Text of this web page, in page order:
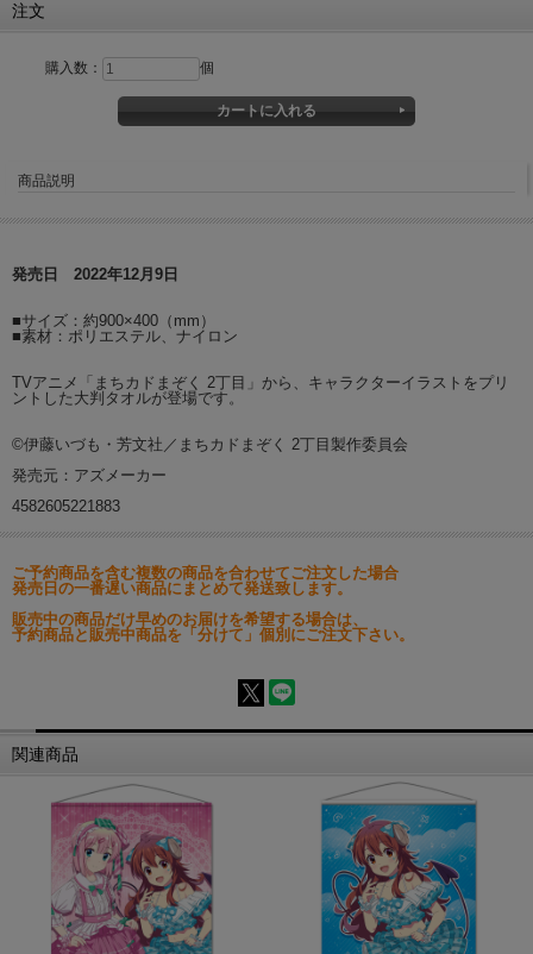
注文
購入数： 個
商品説明
発売日 2022年12月9日
■サイズ：約900×400（mm）
■素材：ポリエステル、ナイロン
TVアニメ「まちカドまぞく 2丁目」から、キャラクターイラストをプリ
ントした大判タオルが登場です。
©伊藤いづも・芳文社／まちカドまぞく 2丁目製作委員会
発売元：アズメーカー
4582605221883
ご予約商品を含む複数の商品を合わせてご注文した場合
発売日の一番遅い商品にまとめて発送致します。
販売中の商品だけ早めのお届けを希望する場合は、
予約商品と販売中商品を「分けて」個別にご注文下さい。
関連商品